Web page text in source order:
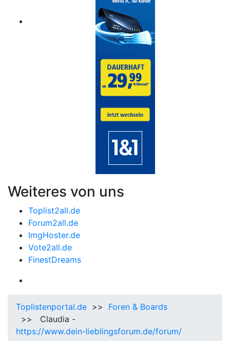
Weiteres von uns
Toplist2all.de
Forum2all.de
ImgHoster.de
Vote2all.de
FinestDreams
Toplistenportal.de >> Foren & Boards
>> Claudia -
https://www.dein-lieblingsforum.de/forum/